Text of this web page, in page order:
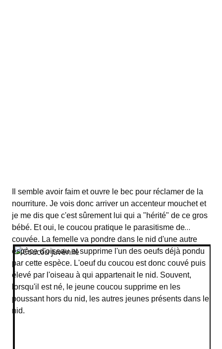
Il semble avoir faim et ouvre le bec pour réclamer de la
nourriture. Je vois donc arriver un accenteur mouchet et
je me dis que c'est sûrement lui qui a "hérité" de ce gros
bébé. Et oui, le coucou pratique le parasitisme de
couvée. La femelle va pondre dans le nid d'une autre
espèce d'oiseau et supprime l'un des oeufs déjà pondu
par cette espèce. L'oeuf du coucou est donc couvé puis
élevé par l'oiseau à qui appartenait le nid. Souvent,
lorsqu'il est né, le jeune coucou supprime en les
poussant hors du nid, les autres jeunes présents dans le
nid.